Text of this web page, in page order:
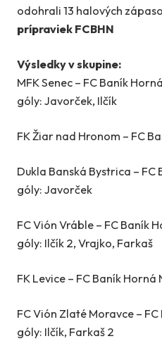
odohrali 13 halových
prípraviek FCBHN
Výsledky v skupine:
MFK Senec – FC Baník
góly: Javorček, Ilčík
FK Žiar nad Hronom – FC
Dukla Banská Bystrica – FC
góly: Javorček
FC Vión Vráble – FC Baník
góly: Ilčík 2, Vrajko, Farkaš
FK Levice – FC Baník Horná
FC Vión Zlaté Moravce –
góly: Ilčík, Farkaš 2